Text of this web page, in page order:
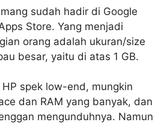
sudah hadir di Google
Store. Yang menjadi
orang adalah ukuran/size
besar, yaitu di atas 1 GB.
spek low-end, mungkin
dan RAM yang banyak, dan
mengunduhnya. Namun